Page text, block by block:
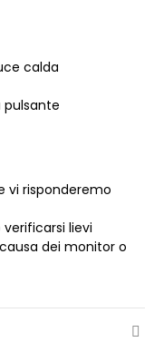
calda
vi risponderemo
lievi
dei monitor o